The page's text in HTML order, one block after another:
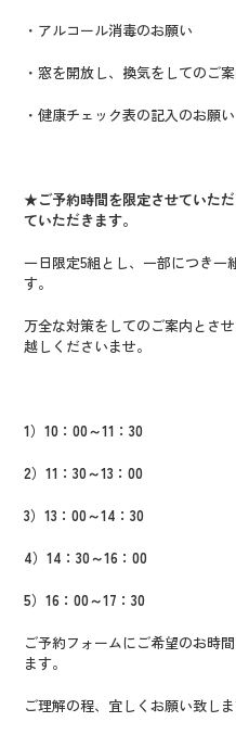
・アルコール消毒のお願い
・窓を開放し、換気をしてのご
・健康チェック表の記入のお願い
★ご予約時間を限定させていた
ていただきます。
一日限定5組とし、一部につき一
す。
万全な対策をしてのご案内とさ
越しくださいませ。
1）10：00～11：30
2）11：30～13：00
3）13：00～14：30
4）14：30～16：00
5）16：00～17：30
ご予約フォームにご希望のお時
ます。
ご理解の程、宜しくお願い致しま